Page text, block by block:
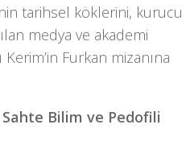
tarihsel köklerini, kurucu
medya ve akademi
Furkan mizanına
Bilim ve Pedofili